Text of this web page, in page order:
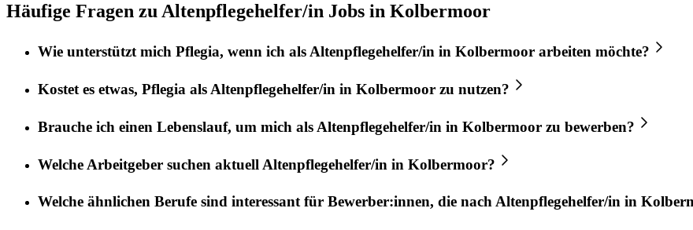
Häufige Fragen zu Altenpflegehelfer/in Jobs in Kolbermoor
Wie unterstützt mich Pflegia, wenn ich alsAltenpflegehelfer/in in Kolbermoor arbeiten möchte?
Kostet es etwas, Pflegia als Altenpflegehelfer/in in Kolbermoor zu nutzen?
Brauche ich einen Lebenslauf, um mich als Altenpflegehelfer/in in Kolbermoor zu bewerben?
Welche Arbeitgeber suchen aktuell Altenpflegehelfer/in in Kolbermoor?
Welche ähnlichen Berufe sind interessant für Bewerber:innen, die nachAltenpflegehelfer/in in